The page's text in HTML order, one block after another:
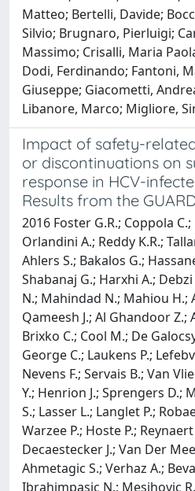
Matteo; Bertelli, Davide;
Silvio; Brugnaro, Pierluigi;
Massimo; Crisalli, Maria
Dodi, Ferdinando; Fantoni,
Giuseppe; Giacometti,
Libanore, Marco; Migliore,
Impact of safety-
or discontinuations on
response in HCV-
Results from the
2016 Foster G.R.; Coppola
Orlandini A.; Reddy K.R.;
Ahlers S.; Bakalos G.;
Shabanaj G.; Harxhi A.;
N.; Mahindad N.; Mahiou H.;
Qameesh J.; Al Ghandoor Z.;
Brixko C.; Cool M.; De
George C.; Laukens P.;
Nevens F.; Servais B.; Van
Y.; Henrion J.; Sprengers D.;
S.; Lasser L.; Langlet P.;
Warzee P.; Hoste P.;
Decaestecker J.; Van Der
Ahmetagic S.; Verhaz A.;
Ibrahimpasic N.; Mesihovic